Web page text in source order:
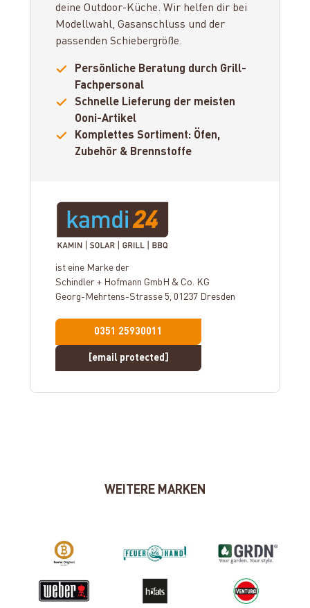
deine Outdoor-Küche. Wir helfen dir bei
Modellwahl, Gasanschluss und der
passenden Schiebergröße.
Persönliche Beratung durch Grill-
Fachpersonal
Schnelle Lieferung der meisten
Ooni-Artikel
Komplettes Sortiment: Öfen,
Zubehör & Brennstoffe
ist eine Marke der
Schindler + Hofmann GmbH & Co. KG
Georg-Mehrtens-Strasse 5, 01237 Dresden
0351 25930011
[email protected]
WEITERE MARKEN